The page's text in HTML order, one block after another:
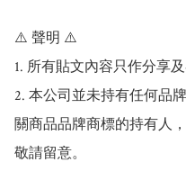
⚠️ 聲明 ⚠️
1. 所有貼文內容只作分享
2. 本公司並未持有任何品
關商品品牌商標的持有人
敬請留意。